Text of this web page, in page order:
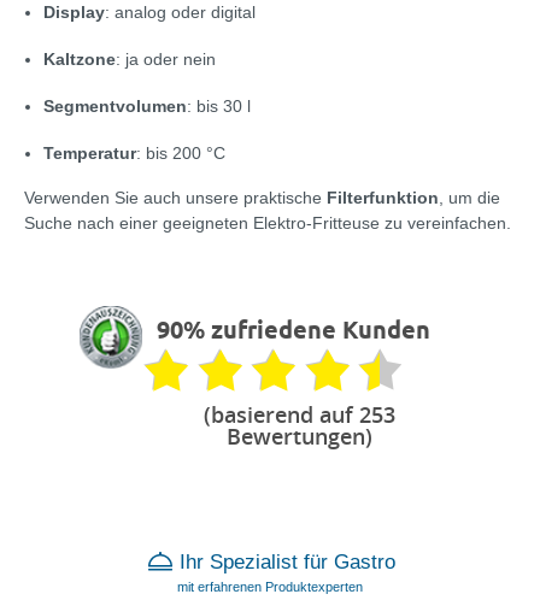
Display: analog oder digital
Kaltzone: ja oder nein
Segmentvolumen: bis 30 l
Temperatur: bis 200 °C
Verwenden Sie auch unsere praktische Filterfunktion , um die
Suche nach einer geeigneten Elektro-Fritteuse zu vereinfachen.
90% zufriedene Kunden
(basierend auf 253
Bewertungen)
Ihr Spezialist für Gastro
mit erfahrenen Produktexperten